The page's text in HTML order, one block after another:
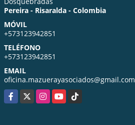
Pereira - Risaralda - Colombia
MÓVIL
+573123942851
TELÉFONO
+573123942851
EMAIL
oficina.mazuerayasociados@gmail.com
Facebook
X InstagramYouTubeTikTok